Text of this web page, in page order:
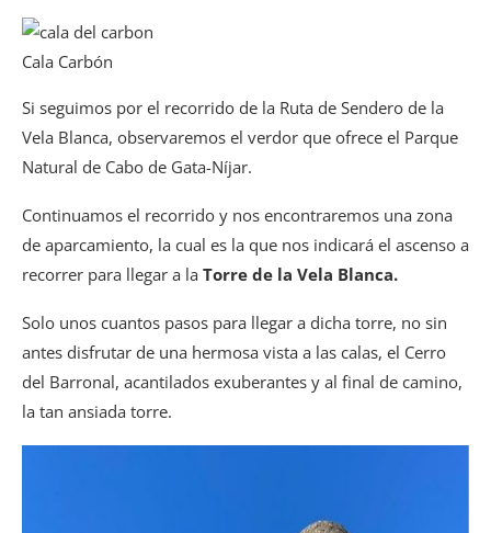
Cala Carbón
Si seguimos por el recorrido de la Ruta de Sendero de la
Vela Blanca, observaremos el verdor que ofrece el Parque
Natural de Cabo de Gata-Níjar.
Continuamos el recorrido y nos encontraremos una zona
de aparcamiento, la cual es la que nos indicará el ascenso a
recorrer para llegar a la Torre de la Vela Blanca.
Solo unos cuantos pasos para llegar a dicha torre, no sin
antes disfrutar de una hermosa vista a las calas, el Cerro
del Barronal, acantilados exuberantes y al final de camino,
la tan ansiada torre.